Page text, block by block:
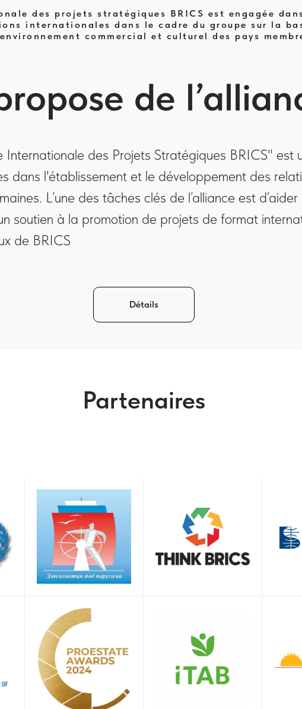
des projets stratégiques BRICS est engagée
internationales dans le cadre du groupe sur la
commercial et culturel des pays
de
Internationale des Projets Stratégiques BRICS" est
dans l'établissement et le développement des
L’une des tâches clés de l’alliance est
soutien à la promotion de projets de format
de BRICS
Détails
Partenaires